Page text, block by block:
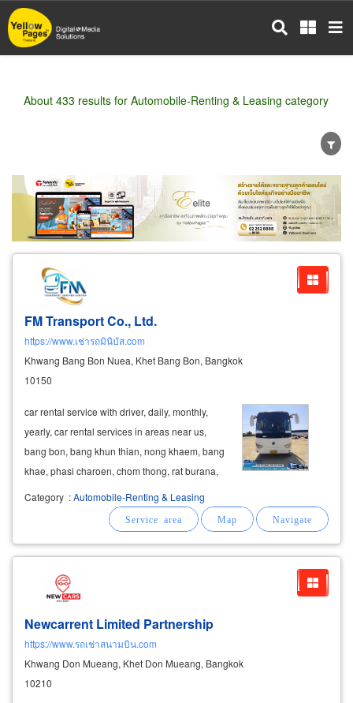
Skip
to
main
About 433 results for Automobile-Renting & Leasing category
Wholesale Retail Manufacturer
Dealer
Exporter/Importer
Service Business
FM Transport Co., Ltd.
https://www.เช่ารถมินิบัส.com
Khwang Bang Bon Nuea, Khet Bang Bon, Bangkok
10150
car rental service with driver, daily, monthly,
yearly, car rental services in areas near us,
bang bon, bang khun thian, nong khaem, bang
khae, phasi charoen, chom thong, rat burana,
sakhon, nonthaburi. vip van rental service 10
seats van rental with
Category :Automobile-Renting & Leasing
Newcarrent Limited Partnership
https://www.รถเช่าสนามบิน.com
Khwang Don Mueang, Khet Don Mueang, Bangkok
10210